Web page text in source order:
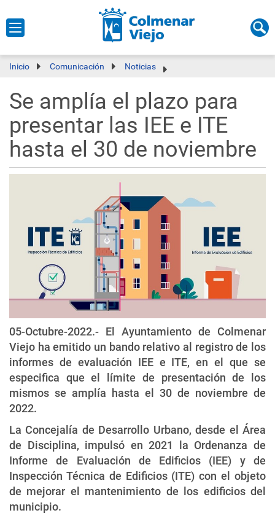
Inicio Comunicación Noticias
Se amplía el plazo para
presentar las IEE e ITE
hasta el 30 de noviembre
05-Octubre-2022.- El Ayuntamiento de Colmenar
Viejo ha emitido un bando relativo al registro de los
informes de evaluación IEE e ITE, en el que se
especifica que el límite de presentación de los
mismos se amplía hasta el 30 de noviembre de
2022.
La Concejalía de Desarrollo Urbano, desde el Área
de Disciplina, impulsó en 2021 la Ordenanza de
Informe de Evaluación de Edificios (IEE) y de
Inspección Técnica de Edificios (ITE) con el objeto
de mejorar el mantenimiento de los edificios del
municipio.